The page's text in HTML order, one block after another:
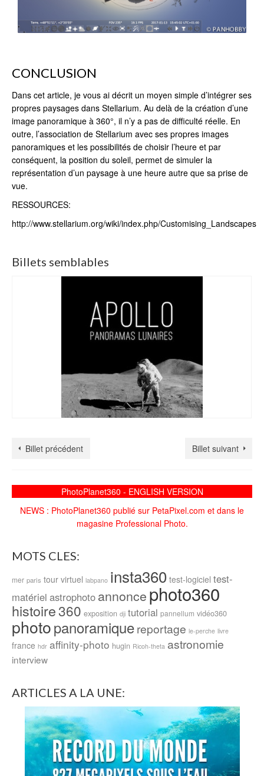
CONCLUSION
Dans cet article, je vous ai décrit un moyen simple d’intégrer ses
propres paysages dans Stellarium. Au delà de la création d’une
image panoramique à 360°, il n’y a pas de difficulté réelle. En
outre, l’association de Stellarium avec ses propres images
panoramiques et les possibilités de choisir l’heure et par
conséquent, la position du soleil, permet de simuler la
représentation d’un paysage à une heure autre que sa prise de
vue.
RESSOURCES:
http://www.stellarium.org/wiki/index.php/Customising_Landscapes
Billets semblables
Billet précédent Billet suivant
PhotoPlanet360 - ENGLISH VERSION
NEWS : PhotoPlanet360 publié sur PetaPixel.com et dans le
magasine Professional Photo.
MOTS CLES:
mer paris tour virtuel labpano insta360 test-logiciel test-
matériel astrophoto annonce photo360
histoire360 exposition dji tutorial pannellum vidéo360
photopanoramiquereportage le-perche livre
france hdr affinity-photo hugin Ricoh-theta astronomie
interview
ARTICLES A LA UNE: